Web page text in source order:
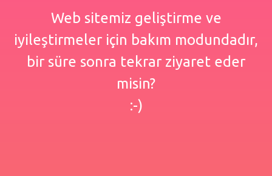
Web sitemiz geliştirme ve
iyileştirmeler için bakım modundadır,
bir süre sonra tekrar ziyaret eder
misin?
:-)